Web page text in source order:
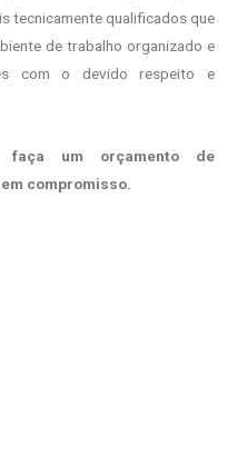
tecnicamente qualificados que
de trabalho organizado e
com o devido respeito e
faça um orçamento de
compromisso.